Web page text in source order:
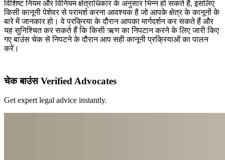
विशिष्ट नियम और विनियम क्षेत्राधिकार के अनुसार भिन्न हो सकते हैं, इसलिए
किसी कानूनी पेशेवर से परामर्श करना आवश्यक है जो आपके क्षेत्र के कानूनों के
बारे में जानकार हो। वे प्रक्रिया के दौरान आपका मार्गदर्शन कर सकते हैं और
यह सुनिश्चित कर सकते हैं कि किसी ऋण का निपटान करने के लिए जारी किए
गए बाउंस चेक से निपटने के दौरान आप सही कानूनी प्रक्रियाओं का पालन
करें।
चेक बाउंस Verified Advocates
Get expert legal advice instantly.